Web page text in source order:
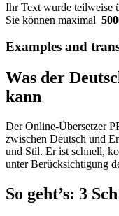
Ihr Text wurde teilweise
Sie können maximal
Examples and
Was der
kann
Der Online-Übersetzer
zwischen Deutsch und
und Stil. Er ist schnell,
unter Berücksichtigung
So geht’s: 3